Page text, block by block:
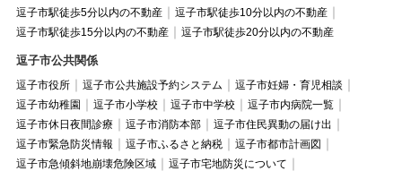
逗子市駅徒歩5分以内の不動産
逗子市駅徒歩10分以内の不動産
逗子市駅徒歩15分以内の不動産
逗子市駅徒歩20分以内の不動産
逗子市公共関係
逗子市役所 逗子市公共施設予約システム
逗子市妊婦・育児相談
逗子市幼稚園
逗子市小学校 逗子市中学校
逗子市内病院一覧
逗子市休日夜間診療
逗子市消防本部
逗子市住民異動の届け出
逗子市緊急防災情報
逗子市ふるさと納税
逗子市都市計画図
逗子市急傾斜地崩壊危険区域
逗子市宅地防災について